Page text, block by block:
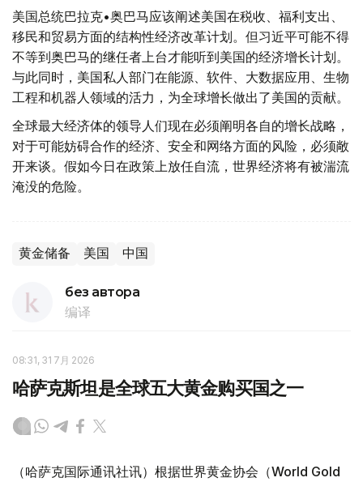
美国总统巴拉克•奥巴马应该阐述美国在税收、福利支出、
移民和贸易方面的结构性经济改革计划。但习近平可能不得
不等到奥巴马的继任者上台才能听到美国的经济增长计划。
与此同时，美国私人部门在能源、软件、大数据应用、生物
工程和机器人领域的活力，为全球增长做出了美国的贡献。
全球最大经济体的领导人们现在必须阐明各自的增长战略，
对于可能妨碍合作的经济、安全和网络方面的风险，必须敞
开来谈。假如今日在政策上放任自流，世界经济将有被湍流
淹没的危险。
黄金储备 美国 中国
без автора
编译
08:31, 31 7月 2026
哈萨克斯坦是全球五大黄金购买国之一
（哈萨克国际通讯社讯）根据世界黄金协会（World Gold